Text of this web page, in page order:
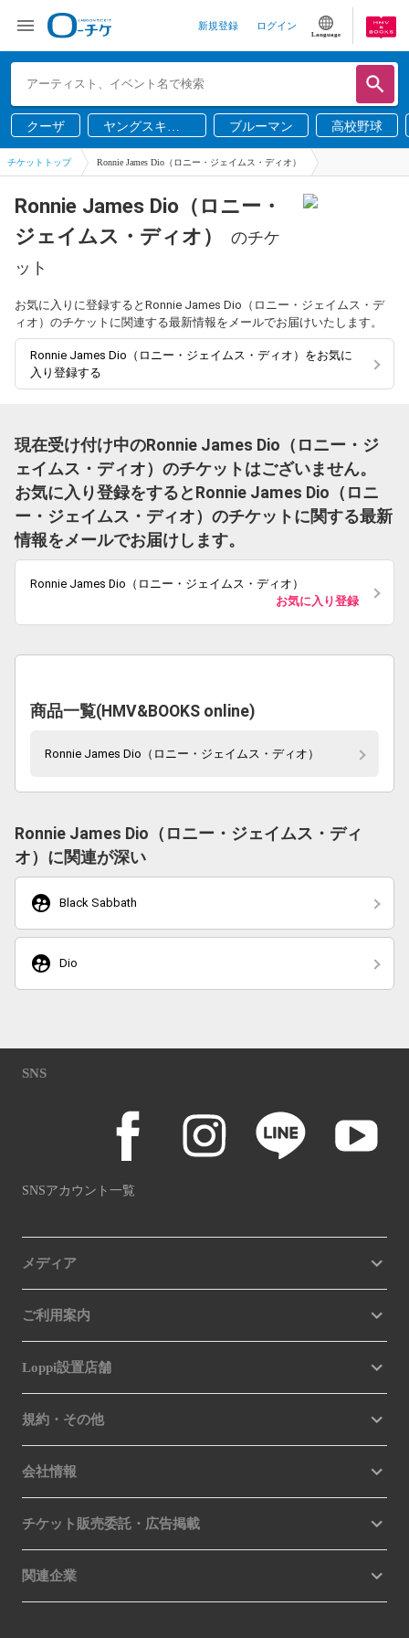
新規登録 ログイン
Language
クーザ
ヤングスキニ
ー
ブルーマン 高校野球
チケットトップ Ronnie James Dio（ロニー・ジェイムス・ディオ）
Ronnie James Dio（ロニー・
ジェイムス・ディオ）
のチケ
ット
お気に入りに登録するとRonnie James Dio（ロニー・ジェイムス・デ
ィオ）のチケットに関連する最新情報をメールでお届けいたします。
Ronnie James Dio（ロニー・ジェイムス・ディオ）をお気に
入り登録する
現在受け付け中のRonnie James Dio（ロニー・ジ
ェイムス・ディオ）のチケットはございません。
お気に入り登録をするとRonnie James Dio（ロニ
ー・ジェイムス・ディオ）のチケットに関する最新
情報をメールでお届けします。
Ronnie James Dio（ロニー・ジェイムス・ディオ）
お気に入り登録
商品一覧(HMV&BOOKS online)
Ronnie James Dio（ロニー・ジェイムス・ディオ）
Ronnie James Dio（ロニー・ジェイムス・ディ
オ）に関連が深い
supervised_user_circle Black Sabbath
supervised_user_circle Dio
SNS
SNSアカウント一覧
メディア
ご利用案内
Loppi設置店舗
規約・その他
会社情報
チケット販売委託・広告掲載
関連企業